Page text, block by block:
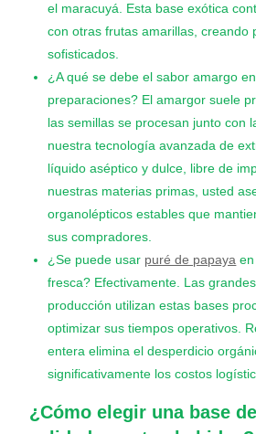
el maracuyá. Esta base exótica
con otras frutas amarillas, creando
sofisticados.
¿A qué se debe el sabor amargo
preparaciones? El amargor suele
las semillas se procesan junto con
nuestra tecnología avanzada de
líquido aséptico y dulce, libre de
nuestras materias primas, usted
organolépticos estables que
sus compradores.
¿Se puede usar puré de papaya
fresca? Efectivamente. Las
producción utilizan estas bases
optimizar sus tiempos operativos.
entera elimina el desperdicio
significativamente los costos
¿Cómo elegir una base